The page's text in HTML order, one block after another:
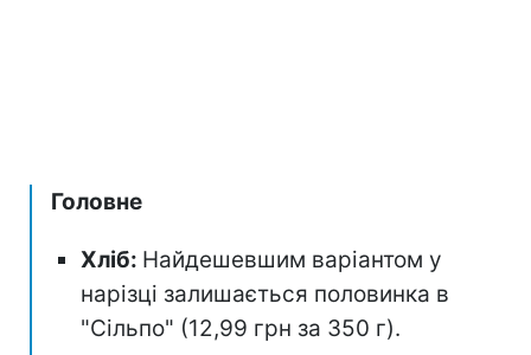
Головне
Хліб: Найдешевшим варіантом у
нарізці залишається половинка в
"Сільпо" (12,99 грн за 350 г).